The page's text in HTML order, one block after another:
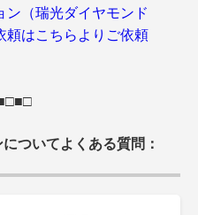
ン（瑞光ダイヤモンド
頼はこちらよりご依頼
ついてよくある質問：